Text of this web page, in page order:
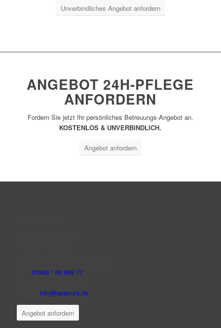
Unverbindliches Angebot anfordern
ANGEBOT 24H-PFLEGE
ANFORDERN
Fordern Sie jetzt Ihr persönliches Betreuungs-Angebot an.
KOSTENLOS & UNVERBINDLICH.
Angebot anfordern
07943 / 99 999 77
info@asacura.de
Angebot anfordern